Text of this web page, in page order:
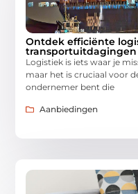
Ontdek efficiënte
transportuitdagingen
Logistiek is iets waar je
maar het is cruciaal voor
ondernemer bent die
Aanbiedingen